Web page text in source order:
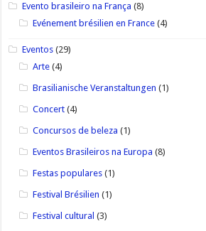
Evento brasileiro na França (8)
Evénement brésilien en France (4)
Eventos (29)
Arte (4)
Brasilianische Veranstaltungen (1)
Concert (4)
Concursos de beleza (1)
Eventos Brasileiros na Europa (8)
Festas populares (1)
Festival Brésilien (1)
Festival cultural (3)